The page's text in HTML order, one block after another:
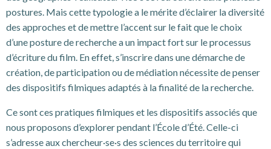
postures. Mais cette typologie a le mérite d’éclairer la diversité
des approches et de mettre l’accent sur le fait que le choix
d’une posture de recherche a un impact fort sur le processus
d’écriture du film. En effet, s’inscrire dans une démarche de
création, de participation ou de médiation nécessite de penser
des dispositifs filmiques adaptés à la finalité de la recherche.
Ce sont ces pratiques filmiques et les dispositifs associés que
nous proposons d’explorer pendant l’École d’Été. Celle-ci
s’adresse aux chercheur·se·s des sciences du territoire qui